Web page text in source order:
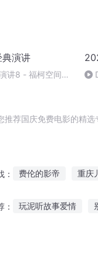
典演讲
讲8 - 福柯空间回
推荐国庆免费电影的精
： 费伦的影帝 重庆
： 玩泥听故事爱情